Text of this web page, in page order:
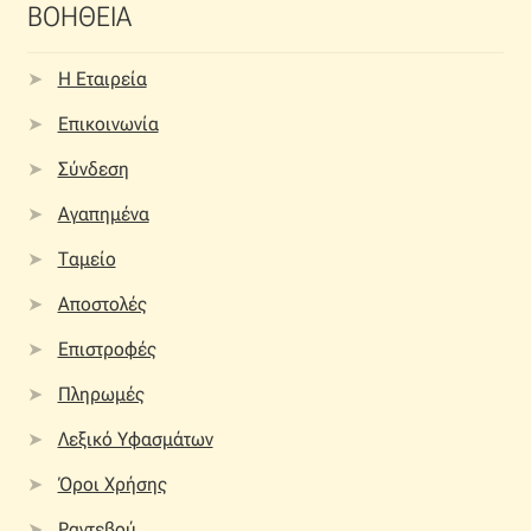
ΒΟΗΘΕΙΑ
Η Εταιρεία
Επικοινωνία
Σύνδεση
Αγαπημένα
Ταμείο
Αποστολές
Επιστροφές
Πληρωμές
Λεξικό Υφασμάτων
Όροι Χρήσης